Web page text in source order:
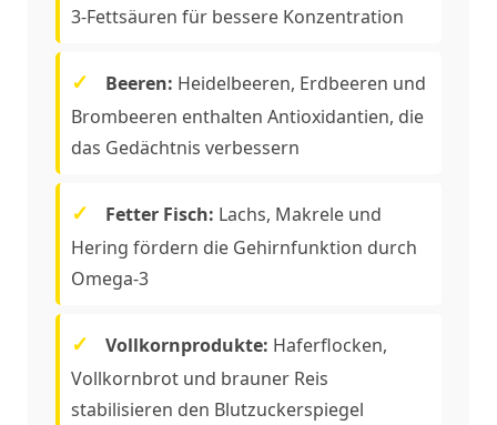
3-Fettsäuren für bessere Konzentration
Beeren: Heidelbeeren, Erdbeeren und
Brombeeren enthalten Antioxidantien, die
das Gedächtnis verbessern
Fetter Fisch: Lachs, Makrele und
Hering fördern die Gehirnfunktion durch
Omega-3
Vollkornprodukte: Haferflocken,
Vollkornbrot und brauner Reis
stabilisieren den Blutzuckerspiegel